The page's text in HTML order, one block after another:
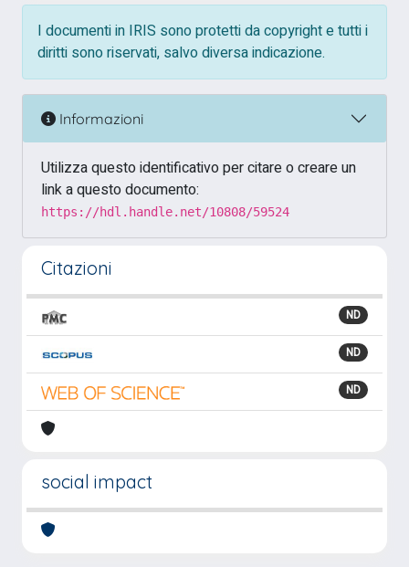
I documenti in IRIS sono protetti da copyright e tutti i
diritti sono riservati, salvo diversa indicazione.
Informazioni
Utilizza questo identificativo per citare o creare un
link a questo documento:
https://hdl.handle.net/10808/59524
Citazioni
ND
ND
ND
social impact